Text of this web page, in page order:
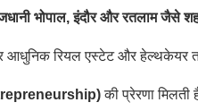
भोपाल, इंदौर और रतलाम जैसे
आधुनिक रियल एस्टेट और हेल्थकेयर
की प्रेरणा मिलती